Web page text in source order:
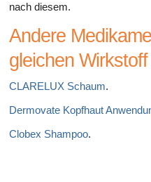
nach diesem.
Andere
gleichen Wirkstoff
CLARELUX Schaum.
Dermovate Kopfhaut
Clobex Shampoo.